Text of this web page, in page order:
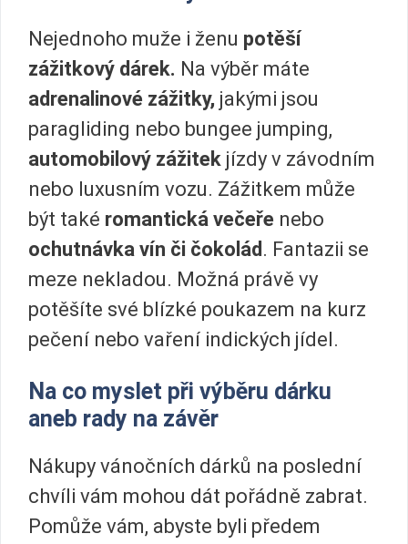
Nejednoho muže i ženu potěší
zážitkový dárek. Na výběr máte
adrenalinové zážitky, jakými jsou
paragliding nebo bungee jumping,
automobilový zážitek jízdy v závodním
nebo luxusním vozu. Zážitkem může
být také romantická večeře nebo
ochutnávka vín či čokolád . Fantazii se
meze nekladou. Možná právě vy
potěšíte své blízké poukazem na kurz
pečení nebo vaření indických jídel.
Na co myslet při výběru dárku
aneb rady na závěr
Nákupy vánočních dárků na poslední
chvíli vám mohou dát pořádně zabrat.
Pomůže vám, abyste byli předem